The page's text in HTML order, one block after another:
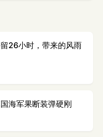
26小时，带来的风雨
海军果断装弹硬刚